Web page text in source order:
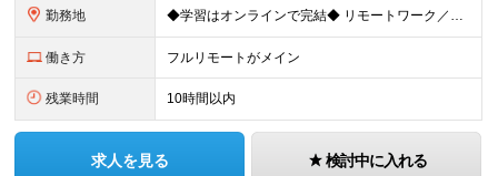
勤務地 ◆学習はオンラインで完結◆ リモートワーク／フルリモート案件あり・転勤なし ◇本社(秋葉原)または一都三県のクライアント先 ※勤務地につきましては、ご相談の上で配属 ＜本社＞ ◇東京都台東区台東1
働き方 フルリモートがメイン
残業時間 10時間以内
求人を見る 検討中に入れる